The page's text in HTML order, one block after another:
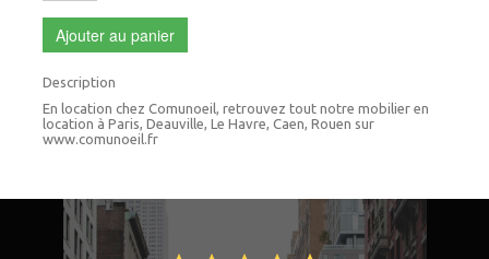
Ajouter au panier
Description
En location chez Comunoeil, retrouvez tout notre mobilier en
location à Paris, Deauville, Le Havre, Caen, Rouen sur
www.comunoeil.fr